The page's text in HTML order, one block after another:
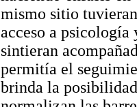
mismo sitio
acceso a psicología
sintieran
permitía el
brinda la